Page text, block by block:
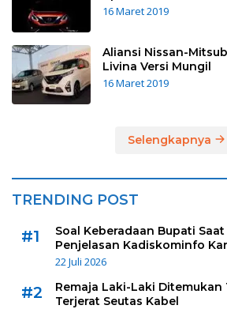
16 Maret 2019
Aliansi Nissan-
Livina Versi Mungil
16 Maret 2019
Selengkapnya
TRENDING POST
#1
Soal Keberadaan Bupati
Penjelasan Kadiskominfo
22 Juli 2026
#2
Remaja Laki-Laki Ditemukan
Terjerat Seutas Kabel